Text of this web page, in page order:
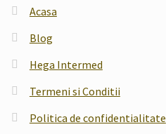
Acasa
Blog
Hega Intermed
Termeni si Conditii
Politica de confidentialitate